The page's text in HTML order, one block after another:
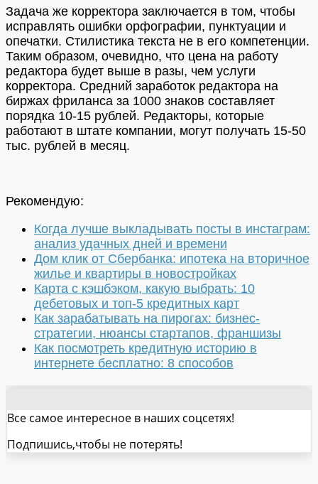
Задача же корректора заключается в том, чтобы
исправлять ошибки орфографии, пунктуации и
опечатки. Стилистика текста не в его компетенции.
Таким образом, очевидно, что цена на работу
редактора будет выше в разы, чем услуги
корректора. Средний заработок редактора на
биржах фриланса за 1000 знаков составляет
порядка 10-15 рублей. Редакторы, которые
работают в штате компании, могут получать 15-50
тыс. рублей в месяц.
Рекомендую:
Когда лучше выкладывать посты в инстаграм:
анализ удачных дней и времени
Дом клик от Сбербанка: ипотека на вторичное
жилье и квартиры в новостройках
Карта с кэшбэком, какую выбрать: 10
дебетовых и топ-5 кредитных карт
Как зарабатывать на пирогах: бизнес-
стратегии, нюансы стартапов, франшизы
Как посмотреть кредитную историю в
интернете бесплатно: 8 способов
Все самое интересное в наших соцсетях!
Подпишись,чтобы не потерять!